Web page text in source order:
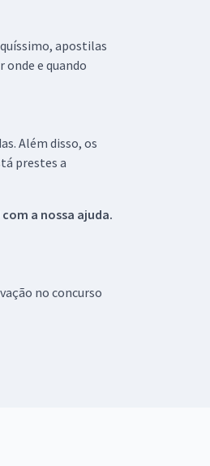
apostilas
e quando
Além disso, os
prestes a
com a nossa ajuda.
no concurso